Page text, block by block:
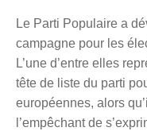
Le Parti Populaire a
campagne pour les
L’une d’entre elles
tête de liste du parti
européennes, alors
l’empêchant de